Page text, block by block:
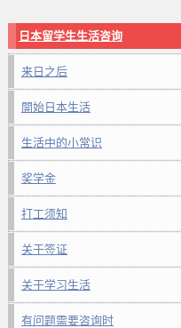
日本留学生生活咨询
来日之后
開始日本生活
生活中的小常识
奖学金
打工须知
关于签证
关于学习生活
有问题需要咨询时